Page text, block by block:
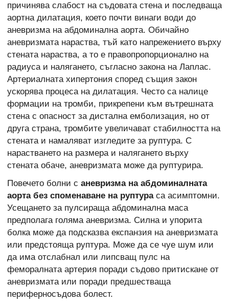
причинява слабост на съдовата стена и последваща
аортна дилатация, което почти винаги води до
аневризма на абдоминална аорта. Обичайно
аневризмата нараства, тъй като напрежението върху
стената нараства, а то е правопропорционално на
радиуса и налягането, съгласно закона на Лаплас.
Артериалната хипертония според същия закон
ускорява процеса на дилатация. Често са налице
формации на тромби, прикрепени към вътрешната
стена с опасност за дистална емболизация, но от
друга страна, тромбите увеличават стабилността на
стената и намаляват изгледите за руптура. С
нарастването на размера и налягането върху
стената обаче, аневризмата може да руптурира.
Повечето болни с аневризма на абдоминалната
аорта без споменаване на руптура са асимптомни.
Усещането за пулсираща абдоминална маса
предполага голяма аневризма. Силна и упорита
болка може да подсказва експанзия на аневризмата
или предстояща руптура. Може да се чуе шум или
да има отслабнал или липсващ пулс на
феморалната артерия поради съдово притискане от
аневризмата или поради предшестваща
периферносъдова болест.